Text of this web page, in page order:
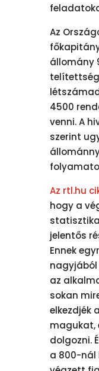
Az
állomány
4500
venni. A
szerint
Az rtl.hu
hogy a
jelentős
Ennek
az
sokan
elkezdjék
magukat,
dolgozni.
a 800-nál